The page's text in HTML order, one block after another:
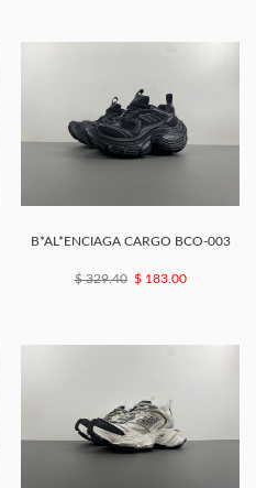
B*AL*ENCIAGA CARGO BCO-003
$ 329.40 $ 183.00